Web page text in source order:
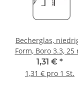
Becherglas,
Form, Boro 3.3, 25
1,31 € *
1,31 € pro 1 St.